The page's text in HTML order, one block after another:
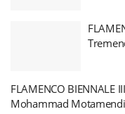
FLAMENCO BIENNALE
Mohammad Motamendi